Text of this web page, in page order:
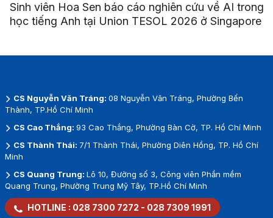
Sinh viên Hoa Sen báo cáo nghiên cứu về AI trong
học tiếng Anh tại Union TESOL 2026 ở Singapore
CS Nguyễn Văn Tráng: 08 Nguyễn Văn Tráng, Phường Bến
Thành, TP.Hồ Chí Minh
CS Cao Thắng: 93 Cao Thắng, Phường Bàn Cờ, TP. Hồ Chí Minh
CS Thành Thái: 7/1 Thành Thái, Phường Diên Hồng, TP. Hồ Chí
Minh
CS Quang Trung: Lô 10, Đường số 3, Công viên Phần mềm
Quang Trung, Phường Trung Mỹ Tây, TP.Hồ Chí Minh
HOTLINE : 028 7300 7272 - 028 7309 1991